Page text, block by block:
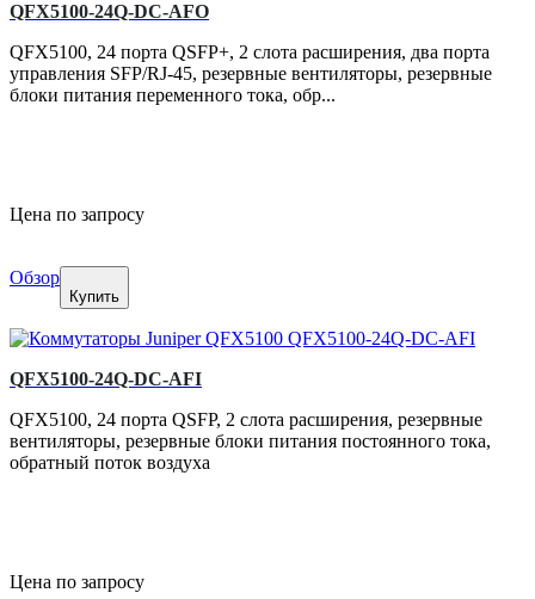
QFX5100-24Q-DC-AFO
QFX5100, 24 порта QSFP+, 2 слота расширения, два порта
управления SFP/RJ-45, резервные вентиляторы, резервные
блоки питания переменного тока, обр...
Цена по запросу
Обзор
Купить
QFX5100-24Q-DC-AFI
QFX5100, 24 порта QSFP, 2 слота расширения, резервные
вентиляторы, резервные блоки питания постоянного тока,
обратный поток воздуха
Цена по запросу